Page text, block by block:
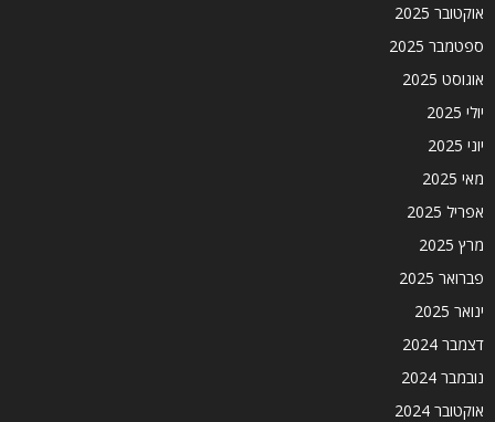
אוקטובר 2025
ספטמבר 2025
אוגוסט 2025
יולי 2025
יוני 2025
מאי 2025
אפריל 2025
מרץ 2025
פברואר 2025
ינואר 2025
דצמבר 2024
נובמבר 2024
אוקטובר 2024